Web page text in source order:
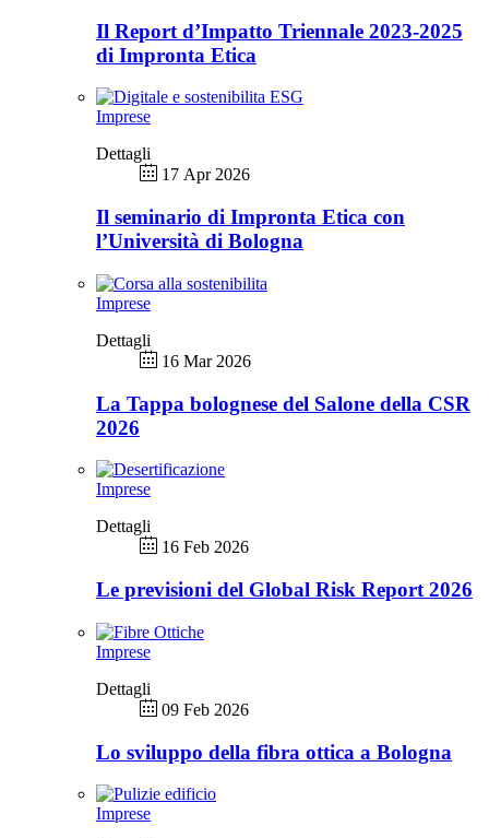
Il Report d’Impatto Triennale 2023-2025
di Impronta Etica
Imprese
Dettagli
17 Apr 2026
Il seminario di Impronta Etica con
l’Università di Bologna
Imprese
Dettagli
16 Mar 2026
La Tappa bolognese del Salone della CSR
2026
Imprese
Dettagli
16 Feb 2026
Le previsioni del Global Risk Report 2026
Imprese
Dettagli
09 Feb 2026
Lo sviluppo della fibra ottica a Bologna
Imprese